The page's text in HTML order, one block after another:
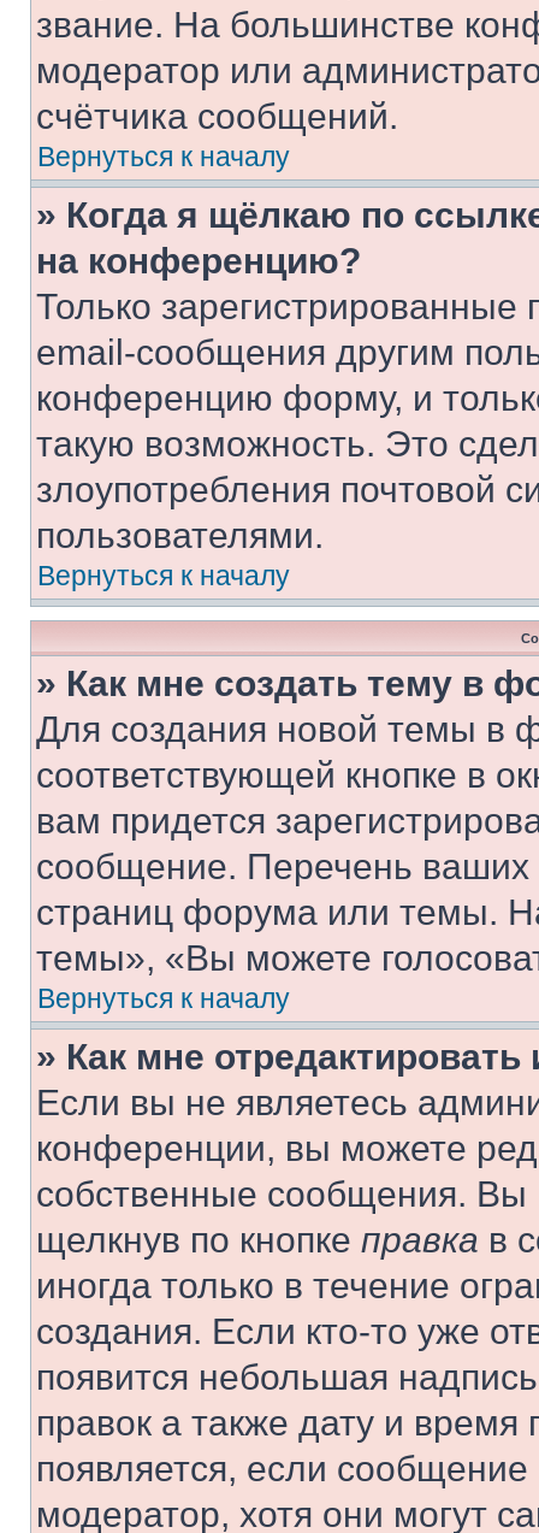
звание. На большинстве
модератор или
счётчика сообщений.
Вернуться к началу
» Когда я щёлкаю по
на конференцию?
Только зарегистрированные
email-сообщения другим
конференцию форму, и
такую возможность. Это
злоупотребления почтовой
пользователями.
Вернуться к началу
» Как мне создать тему в
Для создания новой темы в
соответствующей кнопке в
вам придется
сообщение. Перечень ваших
страниц форума или темы.
темы», «Вы можете
Вернуться к началу
» Как мне
Если вы не являетесь
конференции, вы можете
собственные сообщения. Вы
щелкнув по кнопке правка в
иногда только в течение
создания. Если кто-то уже
появится небольшая
правок а также дату и
появляется, если
модератор, хотя они могут